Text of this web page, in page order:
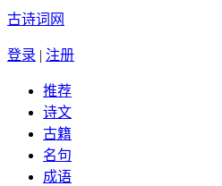
古诗词网
登录 | 注册
推荐
诗文
古籍
名句
成语